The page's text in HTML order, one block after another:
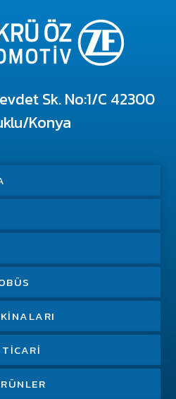
Sk. No:1/C 42300
Konya